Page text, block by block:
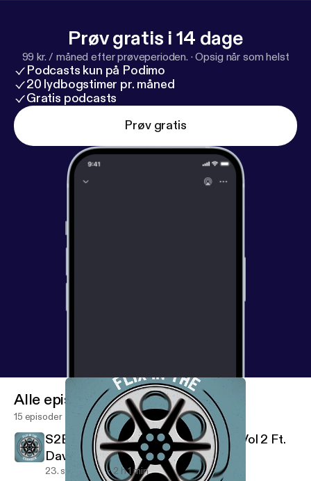
Prøv gratis i 14 dage
99 kr. / måned efter prøveperioden. ·Opsig når som helst
Podcasts kun på Podimo
20 lydbogstimer pr. måned
Gratis podcasts
Prøv gratis
Alle episoder
15 episoder
S2E3- Brian DePalma: Beer Series Vol 2 Ft.
David Rosiak and Natty Light
23. sept. 2017 2 h 1 min